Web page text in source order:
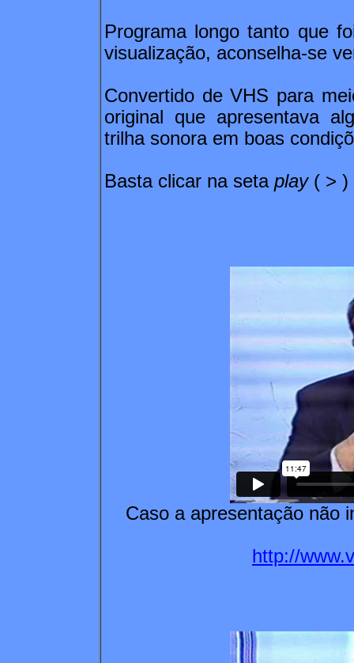
Programa longo tanto que
visualização, aconselha-se
Convertido de VHS para
original que apresentava
trilha sonora em boas
Basta clicar na seta play( > )
Caso a apresentação não
http://